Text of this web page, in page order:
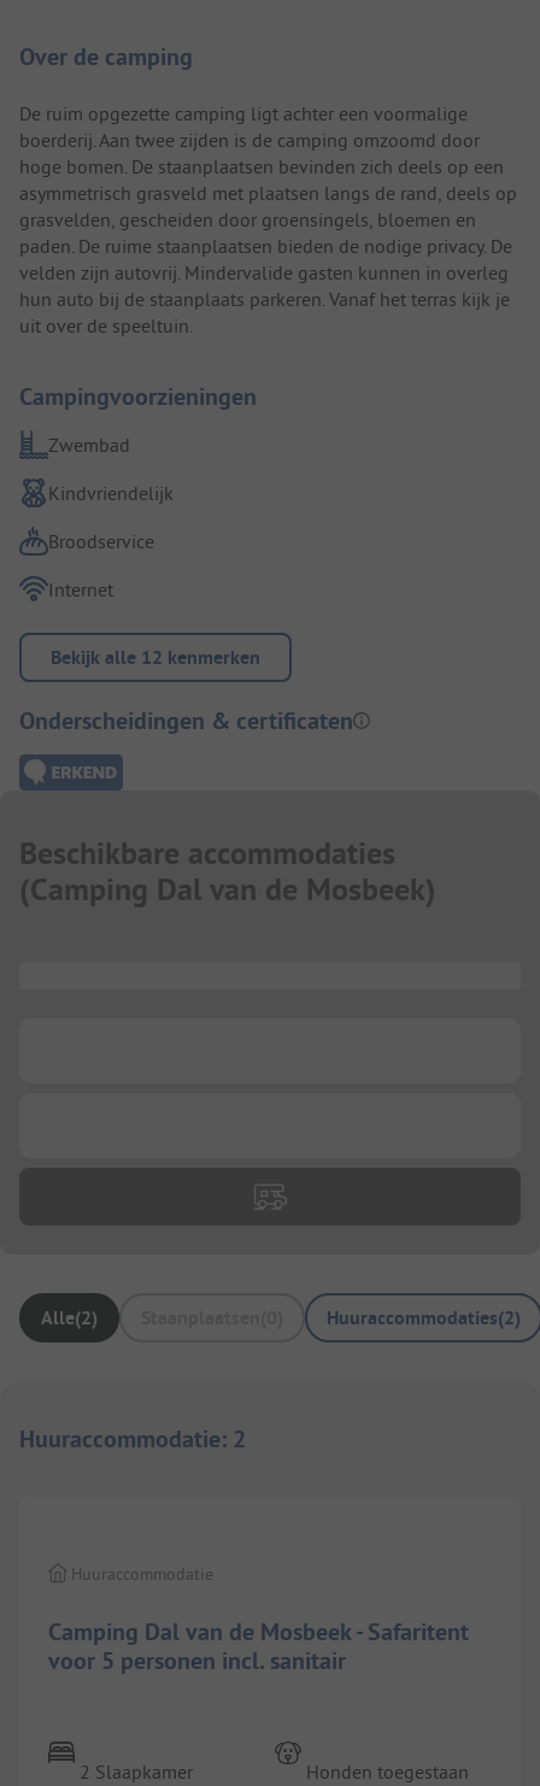
Over de camping
De ruim opgezette camping ligt achter een voormalige
boerderij. Aan twee zijden is de camping omzoomd door
hoge bomen. De staanplaatsen bevinden zich deels op een
asymmetrisch grasveld met plaatsen langs de rand, deels op
grasvelden, gescheiden door groensingels, bloemen en
paden. De ruime staanplaatsen bieden de nodige privacy. De
velden zijn autovrij. Mindervalide gasten kunnen in overleg
hun auto bij de staanplaats parkeren. Vanaf het terras kijk je
uit over de speeltuin.
Campingvoorzieningen
Zwembad
Kindvriendelijk
Broodservice
Internet
Bekijk alle 12 kenmerken
Onderscheidingen & certificaten
Beschikbare accommodaties
(Camping Dal van de Mosbeek)
Alle(2) Huuraccommodaties(2)
Huuraccommodatie: 2
Camping Dal van de Mosbeek - Safaritent
voor 5 personen incl. sanitair
Huuraccommodatie
2 Slaapkamer Honden toegestaan